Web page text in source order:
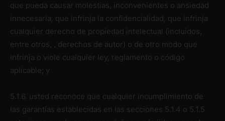
que pueda causar molestias, inconvenientes o ansiedad
innecesaria, que infrinja la confidencialidad, que infrinja
cualquier derecho de propiedad intelectual (incluidos,
entre otros, , derechos de autor) o de otro modo que
infrinja o viole cualquier ley, reglamento o código
aplicable; y
5.1.6. usted reconoce que cualquier incumplimiento de
las garantías establecidas en las secciones 5.1.4 o 5.1.5